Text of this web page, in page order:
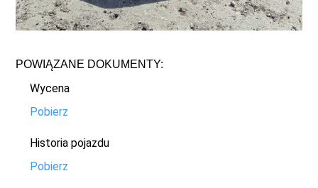
POWIĄZANE DOKUMENTY:
Wycena
Pobierz
Historia pojazdu
Pobierz